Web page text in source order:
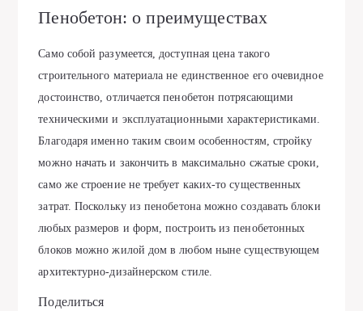
Пенобетон: о преимуществах
Само собой разумеется, доступная цена такого
строительного материала не единственное его очевидное
достоинство, отличается пенобетон потрясающими
техническими и эксплуатационными характеристиками.
Благодаря именно таким своим особенностям, стройку
можно начать и закончить в максимально сжатые сроки,
само же строение не требует каких-то существенных
затрат. Поскольку из пенобетона можно создавать блоки
любых размеров и форм, построить из пенобетонных
блоков можно жилой дом в любом ныне существующем
архитектурно-дизайнерском стиле.
Поделиться